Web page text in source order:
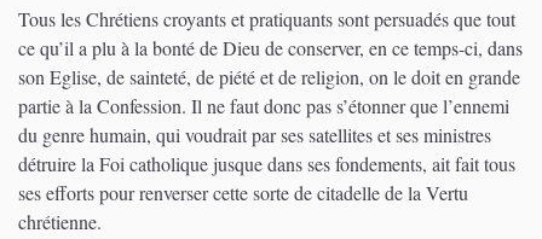
Tous les Chrétiens croyants et pratiquants sont persuadés que tout
ce qu’il a plu à la bonté de Dieu de conserver, en ce temps-ci, dans
son Eglise, de sainteté, de piété et de religion, on le doit en grande
partie à la Confession. Il ne faut donc pas s’étonner que l’ennemi
du genre humain, qui voudrait par ses satellites et ses ministres
détruire la Foi catholique jusque dans ses fondements, ait fait tous
ses efforts pour renverser cette sorte de citadelle de la Vertu
chrétienne.